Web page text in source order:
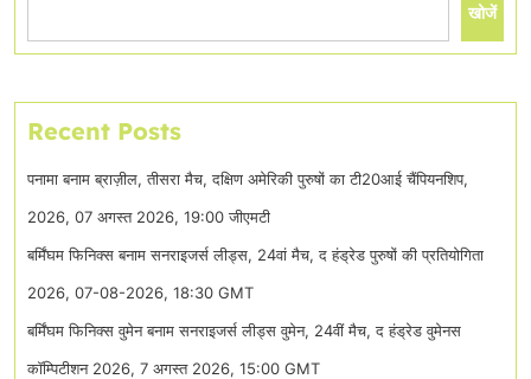
खोजें
Recent Posts
पनामा बनाम ब्राज़ील, तीसरा मैच, दक्षिण अमेरिकी पुरुषों का टी20आई चैंपियनशिप,
2026, 07 अगस्त 2026, 19:00 जीएमटी
बर्मिंघम फिनिक्स बनाम सनराइजर्स लीड्स, 24वां मैच, द हंड्रेड पुरुषों की प्रतियोगिता
2026, 07-08-2026, 18:30 GMT
बर्मिंघम फिनिक्स वुमेन बनाम सनराइजर्स लीड्स वुमेन, 24वीं मैच, द हंड्रेड वुमेनस
कॉम्पिटीशन 2026, 7 अगस्त 2026, 15:00 GMT